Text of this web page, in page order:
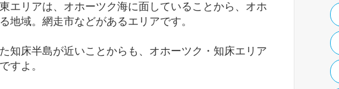
エリアは、オホーツク海に面していることから、オホ
地域。網走市などがあるエリアです。
知床半島が近いことからも、オホーツク・知床エリア
すよ。